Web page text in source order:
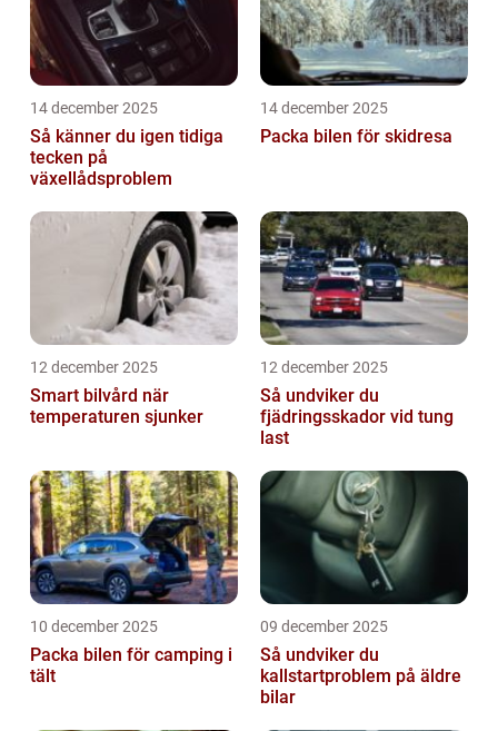
14 december 2025
Så känner du igen tidiga
tecken på
växellådsproblem
14 december 2025
Packa bilen för skidresa
12 december 2025
Smart bilvård när
temperaturen sjunker
12 december 2025
Så undviker du
fjädringsskador vid tung
last
10 december 2025
Packa bilen för camping i
tält
09 december 2025
Så undviker du
kallstartproblem på äldre
bilar